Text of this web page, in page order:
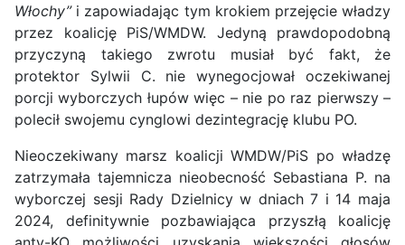
Włochy”i zapowiadając tym krokiem przejęcie władzy
przez koalicję PiS/WMDW. Jedyną prawdopodobną
przyczyną takiego zwrotu musiał być fakt, że
protektor Sylwii C. nie wynegocjował oczekiwanej
porcji wyborczych łupów więc – nie po raz pierwszy –
polecił swojemu cynglowi dezintegrację klubu PO.
Nieoczekiwany marsz koalicji WMDW/PiS po władzę
zatrzymała tajemnicza nieobecność Sebastiana P. na
wyborczej sesji Rady Dzielnicy w dniach 7 i 14 maja
2024, definitywnie pozbawiająca przyszłą koalicję